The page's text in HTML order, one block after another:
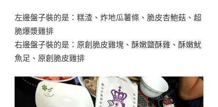
左邊盤子裝的是：糕渣、炸地瓜薯條、脆皮杏鮑菇、超
脆爆漿雞排
右邊盤子裝的是：原創脆皮雞塊、酥嫩鹽酥雞、酥嫩魷
魚足、原創脆皮雞排